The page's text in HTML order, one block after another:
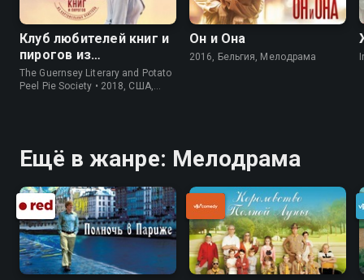
Клуб любителей книг и
пирогов из
картофельных
очистков
The Guernsey Literary and Potato
Peel Pie Society • 2018, США,
Он и Она
2016, Бельгия, Мелодрама
Ещё в жанре: Мелодрама